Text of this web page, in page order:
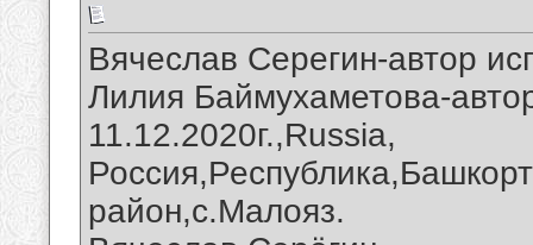
Вячеслав Серегин-автор
Лилия Баймухаметова-
11.12.2020г.,Russia,
район,с.Малояз.